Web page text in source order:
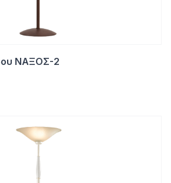
ΝΑΞΟΣ-2